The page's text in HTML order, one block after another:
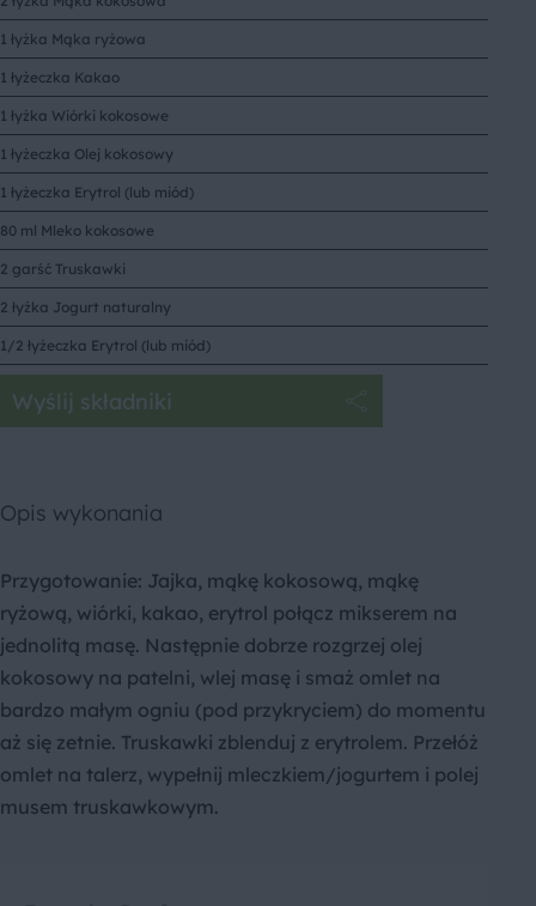
1 łyżka Mąka ryżowa
1 łyżeczka Kakao
1 łyżka Wiórki kokosowe
1 łyżeczka Olej kokosowy
1 łyżeczka Erytrol (lub miód)
80 ml Mleko kokosowe
2 garść Truskawki
2 łyżka Jogurt naturalny
1/2 łyżeczka Erytrol (lub miód)
Wyślij składniki
Opis wykonania
Przygotowanie: Jajka, mąkę kokosową, mąkę
ryżową, wiórki, kakao, erytrol połącz mikserem na
jednolitą masę. Następnie dobrze rozgrzej olej
kokosowy na patelni, wlej masę i smaż omlet na
bardzo małym ogniu (pod przykryciem) do momentu
aż się zetnie. Truskawki zblenduj z erytrolem. Przełóż
omlet na talerz, wypełnij mleczkiem/jogurtem i polej
musem truskawkowym.